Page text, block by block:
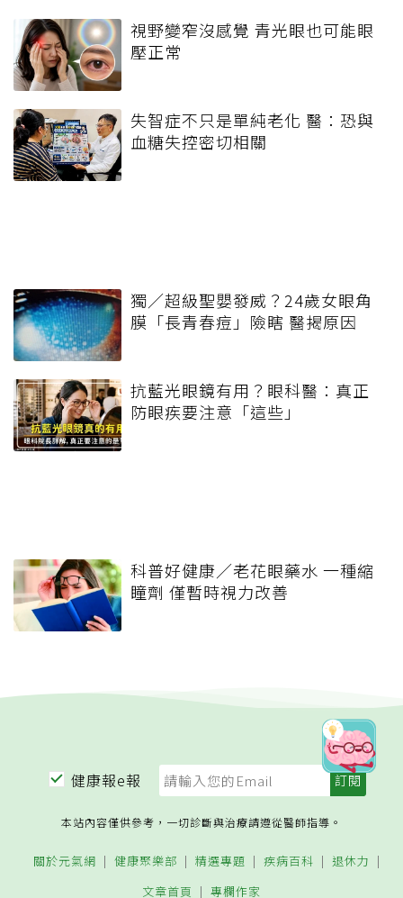
視野變窄沒感覺 青光眼也可能眼
壓正常
失智症不只是單純老化 醫：恐與
血糖失控密切相關
獨／超級聖嬰發威？24歲女眼角
膜「長青春痘」險瞎 醫揭原因
抗藍光眼鏡有用？眼科醫：真正
防眼疾要注意「這些」
科普好健康／老花眼藥水 一種縮
瞳劑 僅暫時視力改善
健康報e報
本站內容僅供參考，一切診斷與治療請遵從醫師指導。
關於元氣網 健康聚樂部 精選專題 疾病百科
退休力
文章首頁
專欄作家